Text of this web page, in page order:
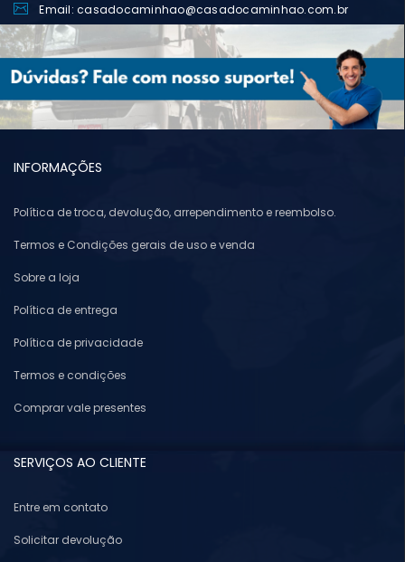
Email: casadocaminhao@casadocaminhao.com.br
INFORMAÇÕES
Política de troca, devolução, arrependimento e reembolso.
Termos e Condições gerais de uso e venda
Sobre a loja
Política de entrega
Política de privacidade
Termos e condições
Comprar vale presentes
SERVIÇOS AO CLIENTE
Entre em contato
Solicitar devolução